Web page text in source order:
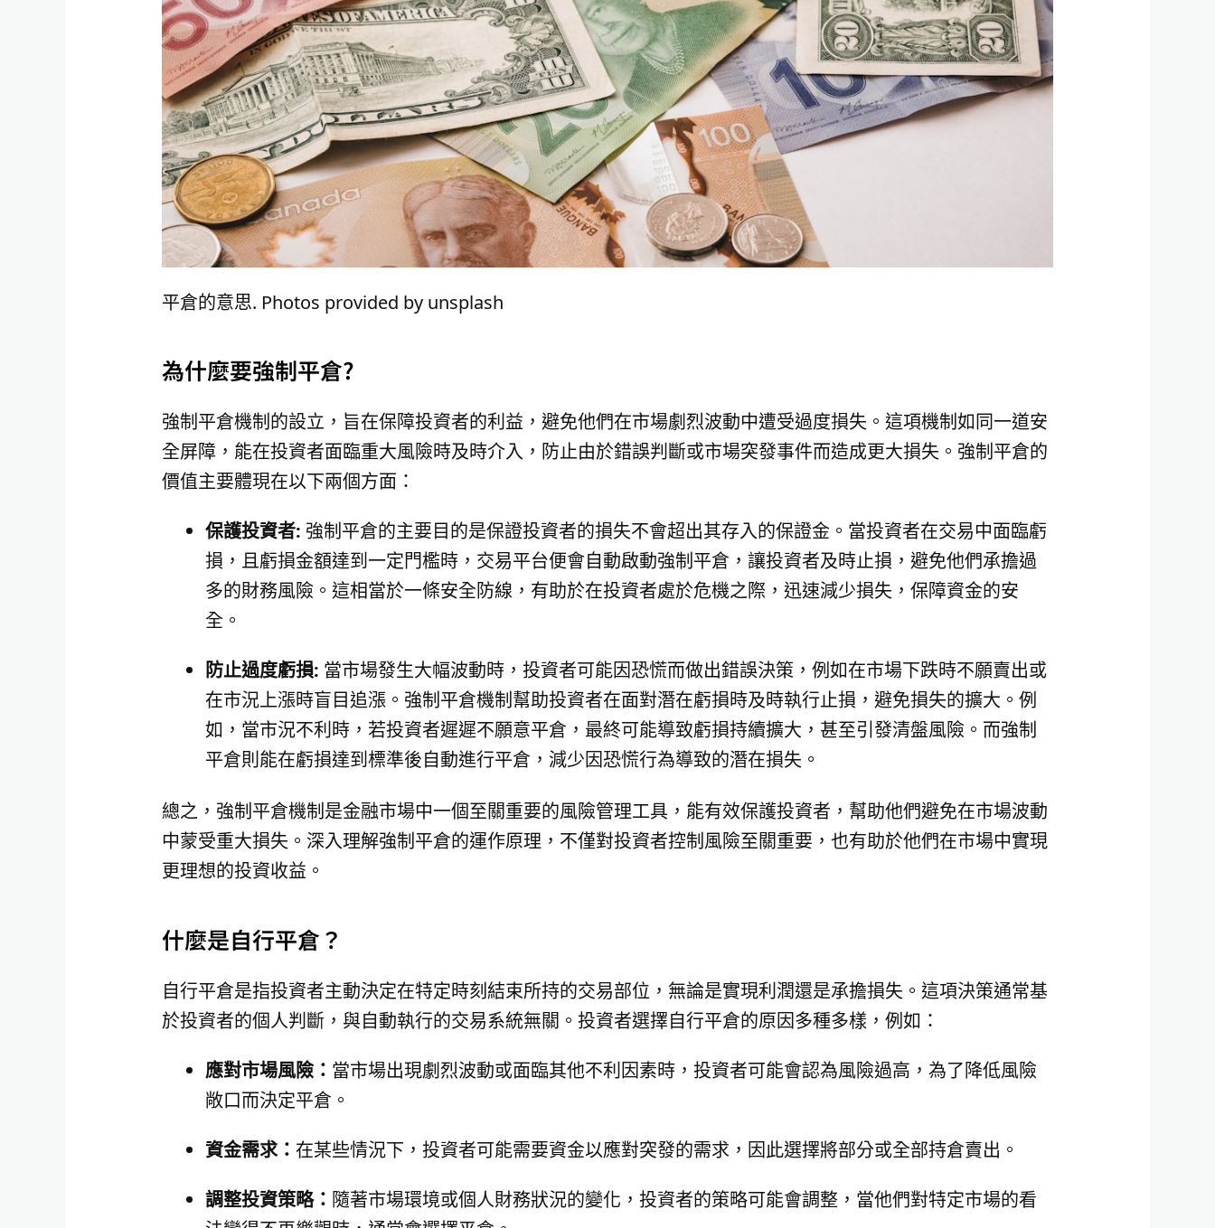
平倉的意思. Photos provided by unsplash
為什麼要強制平倉?
強制平倉機制的設立，旨在保障投資者的利益，避免他們在市場劇烈波動中遭受過度損失。這項機制如同一道安
全屏障，能在投資者面臨重大風險時及時介入，防止由於錯誤判斷或市場突發事件而造成更大損失。強制平倉的
價值主要體現在以下兩個方面：
保護投資者: 強制平倉的主要目的是保證投資者的損失不會超出其存入的保證金。當投資者在交易中面臨虧
損，且虧損金額達到一定門檻時，交易平台便會自動啟動強制平倉，讓投資者及時止損，避免他們承擔過
多的財務風險。這相當於一條安全防線，有助於在投資者處於危機之際，迅速減少損失，保障資金的安
全。
防止過度虧損: 當市場發生大幅波動時，投資者可能因恐慌而做出錯誤決策，例如在市場下跌時不願賣出或
在市況上漲時盲目追漲。強制平倉機制幫助投資者在面對潛在虧損時及時執行止損，避免損失的擴大。例
如，當市況不利時，若投資者遲遲不願意平倉，最終可能導致虧損持續擴大，甚至引發清盤風險。而強制
平倉則能在虧損達到標準後自動進行平倉，減少因恐慌行為導致的潛在損失。
總之，強制平倉機制是金融市場中一個至關重要的風險管理工具，能有效保護投資者，幫助他們避免在市場波動
中蒙受重大損失。深入理解強制平倉的運作原理，不僅對投資者控制風險至關重要，也有助於他們在市場中實現
更理想的投資收益。
什麼是自行平倉？
自行平倉是指投資者主動決定在特定時刻結束所持的交易部位，無論是實現利潤還是承擔損失。這項決策通常基
於投資者的個人判斷，與自動執行的交易系統無關。投資者選擇自行平倉的原因多種多樣，例如：
應對市場風險： 當市場出現劇烈波動或面臨其他不利因素時，投資者可能會認為風險過高，為了降低風險
敞口而決定平倉。
資金需求： 在某些情況下，投資者可能需要資金以應對突發的需求，因此選擇將部分或全部持倉賣出。
調整投資策略： 隨著市場環境或個人財務狀況的變化，投資者的策略可能會調整，當他們對特定市場的看